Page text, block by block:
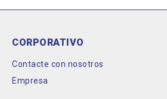
CORPORATIVO
Contacte con nosotros
Empresa